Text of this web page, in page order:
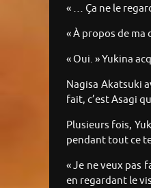
« … Ça ne le
« À propos de ma
« Oui. » Yukina
Nagisa Akatsuki
fait, c’est Asagi
Plusieurs fois,
pendant tout ce
« Je ne veux pas
en regardant le